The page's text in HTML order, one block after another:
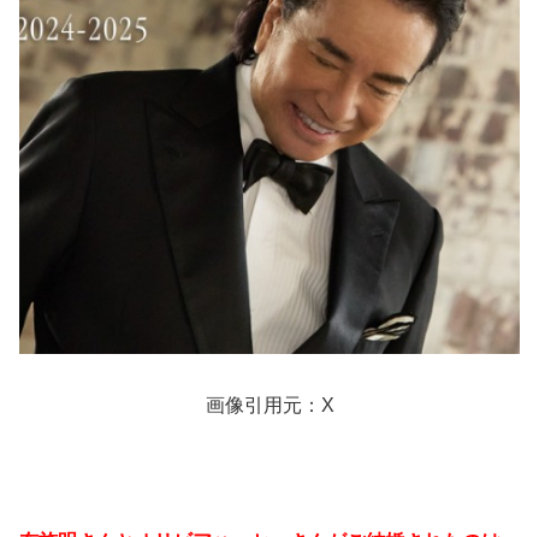
画像引用元：X